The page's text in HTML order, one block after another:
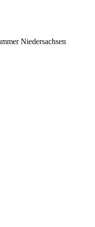
Niedersachsen